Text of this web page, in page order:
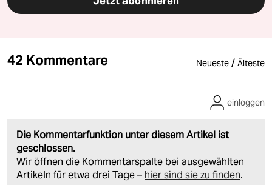
42 Kommentare Neueste / Älteste
Die Kommentarfunktion unter diesem Artikel ist
geschlossen.
Wir öffnen die Kommentarspalte bei ausgewählten
Artikeln für etwa drei Tage – hier sind sie zu finden.
einloggen